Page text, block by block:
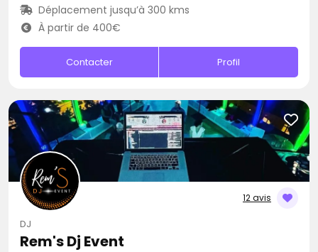
Déplacement jusqu’à 300 kms
À partir de 400€
Contacter Profil
12 avis
DJ
Rem's Dj Event